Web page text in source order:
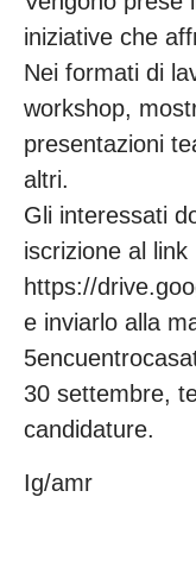
iniziative che
Nei formati di
workshop,
presentazioni
altri.
Gli interessati
iscrizione al link
https://
e inviarlo alla
30 settembre,
candidature.
Ig/amr